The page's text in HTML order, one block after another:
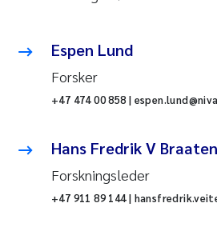
Espen Lund
Forsker
+47 474 00 858 |
Hans Fredrik V Braaten
Forskningsleder
+47 911 89 144 |